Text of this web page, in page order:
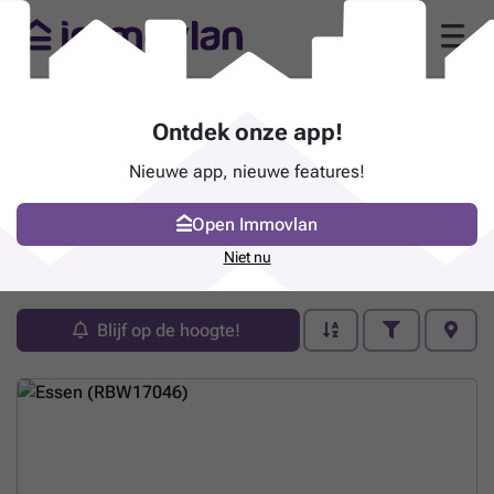
Pand te koop - Essen
Blijf op de hoogte!
Ontdek onze app!
Nieuwe app, nieuwe features!
Open Immovlan
Niet nu